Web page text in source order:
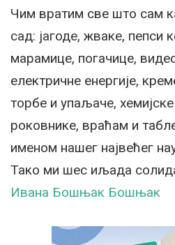
Чим вратим све што сам
сад: јагоде, жваке, пепси
марамице, погачице,
електричне енергије,
торбе и упаљаче,
роковнике, враћам и
именом нашег највећег
Тако ми шес иљада
Ивана Бошњак Бошњак